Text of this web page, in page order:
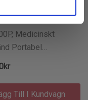
Medicinskt
Portabel
/ Patientvåg
Till I Kundvagn